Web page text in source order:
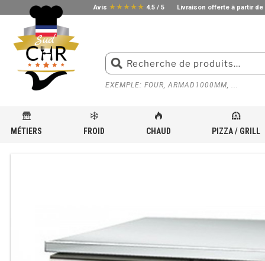
Avis star_ratestar_ratestar_ratestar_ratestar_rate 4.5 / 5 Livraison offerte à partir de
EXEMPLE: FOUR, ARMAD1000MM, ...
MÉTIERS FROID CHAUD PIZZA / GRILL
ACCUEIL »BOUTIQUE MATÉRIEL FRIGORIFIQUE POUR CUISINE PROFESSIONNELLE »